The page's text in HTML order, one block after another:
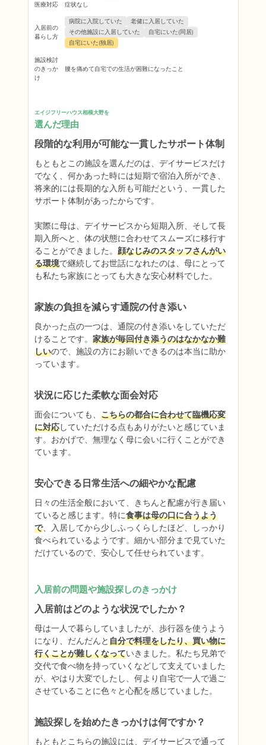
医療対応 症状なし
入居前の
暮らし方
病院に入院していた
老健に入居していた
その他施設に入居していた
自宅にいた(同居)
自宅にいた(独居)
施設検討
のきっか
け
腰を痛めて自宅での生活が困難になったこと
エイジフリーハウス相模大野を
選んだ理由
段階的な利用が可能な一貫したサポート体制
もともとこの施設を選んだのは、デイサービスだけ
でなく、何かあった時には短期で宿泊入所ができ、
将来的には長期的な入所も可能だという、一貫した
サポート体制があったからです。
実際に母は、デイサービスから短期入所、そして長
期入所へと、体の状態に合わせてスムーズに移行す
ることができました。 顔なじみのスタッフさんがい
る環境で継続してお世話になれたのは、母にとって
も私たち家族にとっても大きな安心材料でした。
家族の負担を減らす通院の付き添い
良かった点の一つは、通院の付き添いをしていただ
けることです。 家族が毎回付き添うのはなかなか難
しいので、施設の方にお願いできるのは本当に助か
っています。
状況に応じた柔軟な面会対応
面会についても、 こちらの都合に合わせて臨機応変
に対応していただける点もありがたいと感じていま
す。おかげで、無理なく母に会いに行くことができ
ています。
安心できる日常生活への細やかな配慮
日々の生活全般において、きちんと配慮が行き届い
ていると感じます。特に食事は母の口に合うよう
で、入居してから少しふっくらしたほど、しっかり
食べられているようです。細かい部分まで見ていた
だけているので、安心して任せられています。
入居前の問題や施設探しのきっかけ
入居前はどのような状況でしたか？
母は一人で暮らしていましたが、歩行器を使うよう
になり、だんだんと自分で料理をしたり、買い物に
行くことが難しくなっていきました。私たち兄弟で
交代で食べ物を持っていくなどして支えていました
が、やはり大変でしたし、何より自宅で一人で過ご
させていることに色々と心配を感じていました。
施設探しを始めたきっかけは何ですか？
もともとこちらの施設には、デイサービスで通って